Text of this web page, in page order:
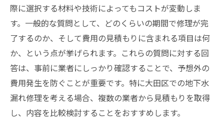
際に選択する材料や技術によってもコストが変動しま
す。一般的な質問として、どのくらいの期間で修理が完
了するのか、そして費用の見積もりに含まれる項目は何
か、という点が挙げられます。これらの質問に対する回
答は、事前に業者にしっかり確認することで、予想外の
費用発生を防ぐことが重要です。特に大田区での地下水
漏れ修理を考える場合、複数の業者から見積もりを取得
し、内容を比較検討することをおすすめします。